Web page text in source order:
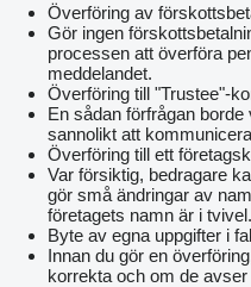
Överföring av
Gör ingen
processen att överföra
meddelandet.
Överföring till "Trustee"-
En sådan förfrågan
sannolikt att
Överföring till ett
Var försiktig, bedragare
gör små ändringar av
företagets namn är i tvivel.
Byte av egna uppgifter i
Innan du gör en
korrekta och om de